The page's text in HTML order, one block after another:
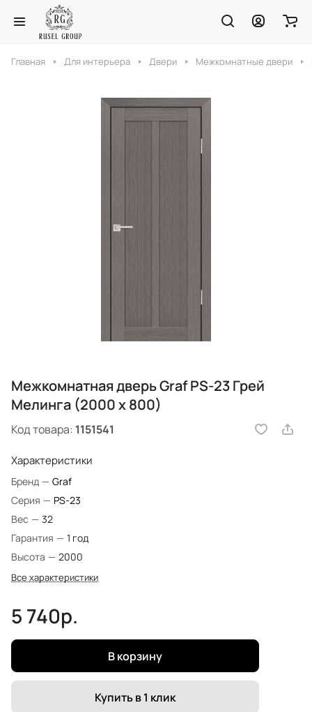
Главная Для интерьера Двери Межкомнатные двери
Межкомнатная дверь Graf PS-23 Грей
Мелинга (2000 х 800)
Код товара: 1151541
Характеристики
Бренд — Graf
Серия — PS-23
Вес — 32
Гарантия — 1 год
Высота — 2000
Все характеристики
5 740р.
В корзину
Купить в 1 клик